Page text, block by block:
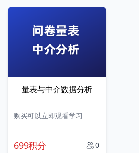
量表与中介数据分析
购买可以立即观看学习
699积分 0